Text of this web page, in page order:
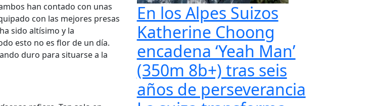
han contado con unas
con las mejores presas
sido altísimo y la
esto no es flor de un día.
duro para situarse a la
En los Alpes Suizos
Katherine Choong
encadena ‘Yeah Man’
(350m 8b+) tras seis
años de perseverancia